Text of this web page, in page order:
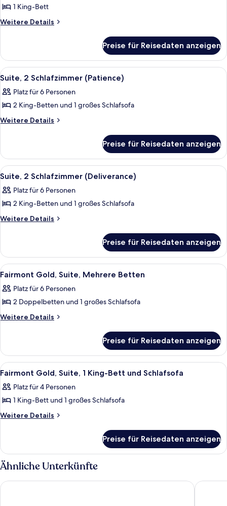
Fairmont
Gold,
Bett
anzeigen
1 King-Bett
Weitere Details
Weitere
Gold,
Zimmer,
1 King-
Preise für Reisedaten anzeigen
Alle
Fotos
für
Suite,
2 Schlafzimmer
Ein Hotelzimmer mit einem großen
2
Suite, 2 Schlafzimmer (Patience)
Platz für 6 Personen
2 King-Betten und 1 großes Schlafsofa
Weitere Details
Weitere
2 Schlafzimmer
(Patience)
Preise für Reisedaten anzeigen
Alle
Fotos
für
Suite,
2 Schlafzimmer
Ein Hotelzimmer mit einem großen
2
Suite, 2 Schlafzimmer (Deliverance)
Platz für 6 Personen
2 King-Betten und 1 großes Schlafsofa
Weitere Details
Weitere
2 Schlafzimmer
(Deliverance)
Preise für Reisedaten anzeigen
Alle
Fotos
für
Fairmont
Gold,
Betten
anzeigen
Ein überdachter Außenbereich mit
6
Fairmont Gold, Suite, Mehrere Betten
Platz für 6 Personen
2 Doppelbetten und 1 großes Schlafsofa
Weitere Details
Weitere
Gold,
Suite,
Mehrere
Preise für Reisedaten anzeigen
Alle
Fotos
für
Fairmont
Gold,
Bett
und
Schlafsofa
anzeigen
Ein ordentlich bezogenes Bett mit
2
Fairmont Gold, Suite, 1 King-Bett und Schlafsofa
Platz für 4 Personen
1 King-Bett und 1 großes Schlafsofa
Weitere Details
Weitere
Gold,
Suite,
1 King-
und
Preise für Reisedaten anzeigen
Ähnliche Unterkünfte
Hamilton Princess & Beach Club - A Fairmont Hotel